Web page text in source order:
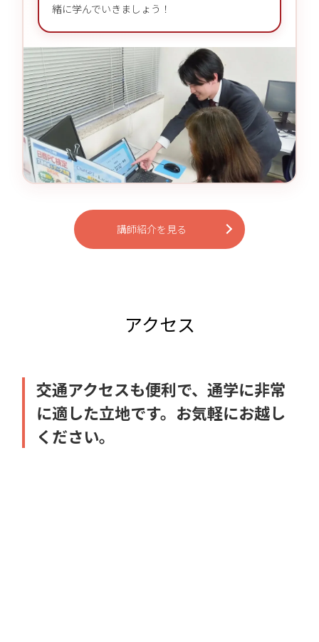
緒に学んでいきましょう！
講師紹介を見る
アクセス
交通アクセスも便利で、通学に非常
に適した立地です。お気軽にお越し
ください。